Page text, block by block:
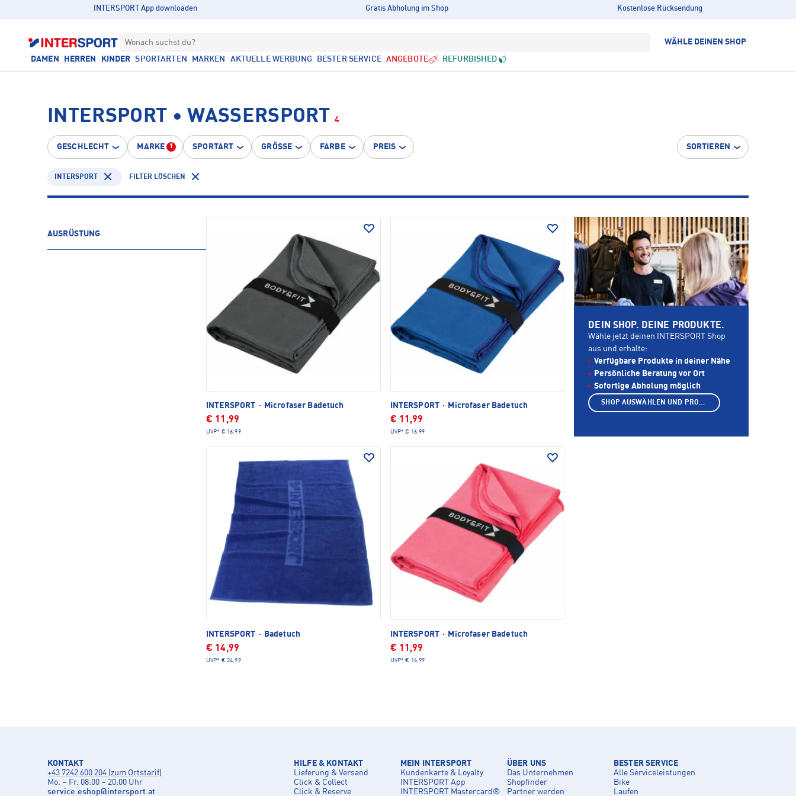
INTERSPORT App downloaden Gratis Abholung im Shop Kostenlose Rücksendung
Wonach suchst du? WÄHLE DEINEN SHOP
DAMEN HERREN KINDER SPORTARTEN MARKEN AKTUELLE WERBUNG BESTER SERVICE ANGEBOTE REFURBISHED
INTERSPORT • WASSERSPORT 4
GESCHLECHT MARKE 1 SPORTART GRÖSSE FARBE PREIS SORTIEREN
INTERSPORT FILTER LÖSCHEN
AUSRÜSTUNG
INTERSPORT · Microfaser Badetuch
€ 11,99
UVP* € 16,99
INTERSPORT · Microfaser Badetuch
€ 11,99
UVP* € 16,99
INTERSPORT · Badetuch
€ 14,99
UVP* € 24,99
INTERSPORT · Microfaser Badetuch
€ 11,99
UVP* € 16,99
DEIN SHOP. DEINE PRODUKTE.
Wähle jetzt deinen INTERSPORT Shop
aus und erhalte:
Verfügbare Produkte in deiner Nähe
Persönliche Beratung vor Ort
Sofortige Abholung möglich
SHOP AUSWÄHLEN UND PRODUKTE ANZEIGEN
KONTAKT
+43 7242 600 204 (zum Ortstarif)
Mo. – Fr. 08:00 – 20:00 Uhr
service.eshop@intersport.at
HILFE & KONTAKT
Lieferung & Versand
Click & Collect
Click & Reserve
MEIN INTERSPORT
Kundenkarte & Loyalty
INTERSPORT App
INTERSPORT Mastercard®
ÜBER UNS
Das Unternehmen
Shopfinder
Partner werden
BESTER SERVICE
Alle Serviceleistungen
Bike
Laufen